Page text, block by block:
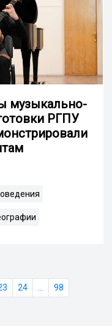
музыкально-
РГПУ
24 98